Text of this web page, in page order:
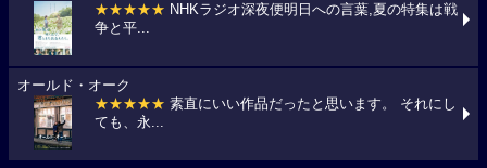
★★★★★ NHKラジオ深夜便明日への言葉,夏の特集は戦
争と平...
オールド・オーク
★★★★★ 素直にいい作品だったと思います。 それにし
ても、永...